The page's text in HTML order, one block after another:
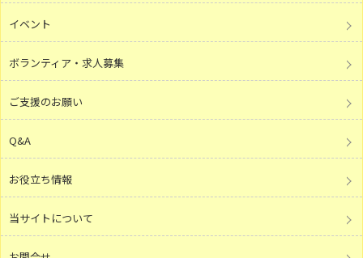
イベント
ボランティア・求人募集
ご支援のお願い
Q&A
お役立ち情報
当サイトについて